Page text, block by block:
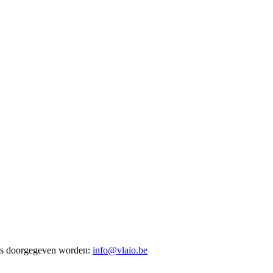
doorgegeven worden: info@vlaio.be